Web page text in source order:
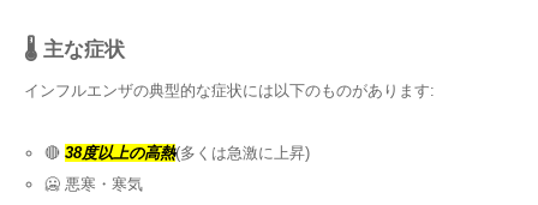
🌡️ 主な症状
インフルエンザの典型的な症状には以下のものがあります:
🔴 38度以上の高熱(多くは急激に上昇)
🥶 悪寒・寒気